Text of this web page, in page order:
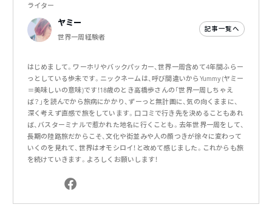
ライター
ヤミー
世界一周経験者
記事一覧へ
はじめまして。ワーホリやバックパッカー、世界一周含めて4年間ふらー
っとしている歩未です。ニックネームは、呼び間違いからYummy(ヤミー
＝美味しいの意味)です！18歳のとき高橋歩さんの「世界一周しちゃえ
ば？」を読んでから旅病にかかり、ずーっと無計画に、気の向くままに、
深く考えず直感で旅をしています。口コミで行き先を決めることもあれ
ば、バスターミナルで惹かれた地名に行くことも。去年世界一周をして、
長期の陸路旅だからこそ、文化や街並みや人の顔つきが徐々に変わって
いくのを見れて、世界はオモシロイ！と改めて感じました。これからも旅
を続けていきます。よろしくお願いします！